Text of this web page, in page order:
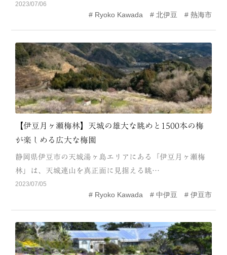
EVENT
ACCESS
COLUMN
LINK
2023/07/06
Ryoko Kawada 北伊豆 熱海市
【伊豆月ヶ瀬梅林】天城の雄大な眺めと1500本の梅
が楽しめる広大な梅園
静岡県伊豆市の天城湯ヶ島エリアにある「伊豆月ヶ瀬梅
林」は、天城連山を真正面に見据える眺…
2023/07/05
Ryoko Kawada 中伊豆 伊豆市